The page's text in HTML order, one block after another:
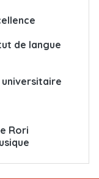
de langue
Rori